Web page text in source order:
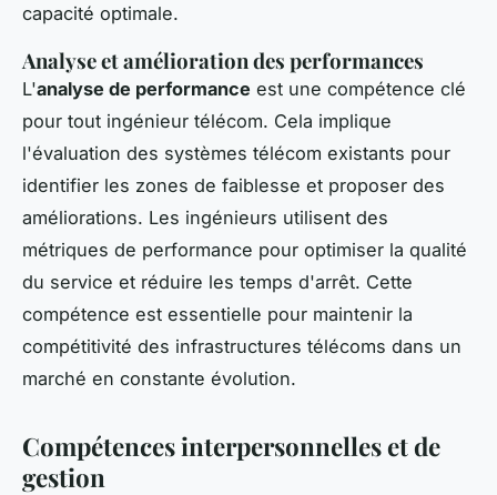
capacité optimale.
Analyse et amélioration des performances
L'analyse de performance est une compétence clé
pour tout ingénieur télécom. Cela implique
l'évaluation des systèmes télécom existants pour
identifier les zones de faiblesse et proposer des
améliorations. Les ingénieurs utilisent des
métriques de performance pour optimiser la qualité
du service et réduire les temps d'arrêt. Cette
compétence est essentielle pour maintenir la
compétitivité des infrastructures télécoms dans un
marché en constante évolution.
Compétences interpersonnelles et de
gestion